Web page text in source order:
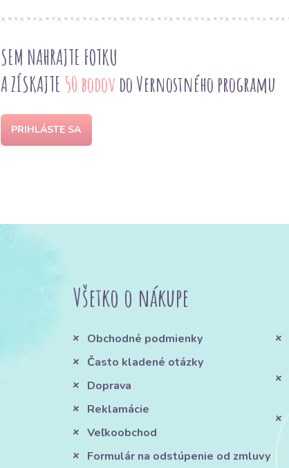
SEM NAHRAJTE FOTKU
A ZÍSKAJTE 50 bodov do Vernostného programu
PRIHLÁSTE SA
Všetko o nákupe
Obchodné podmienky
Často kladené otázky
Doprava
Reklamácie
Veľkoobchod
Formulár na odstúpenie od zmluvy